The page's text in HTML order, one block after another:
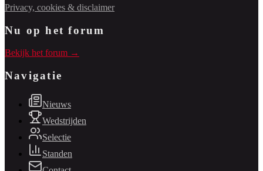
Privacy, cookies & disclaimer
Nu op het forum
Bekijk het forum →
Navigatie
Nieuws
Wedstrijden
Selectie
Standen